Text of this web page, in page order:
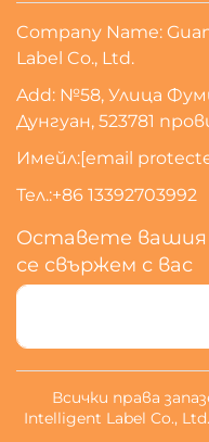
Company Name:
Label Co., Ltd.
Add: №58, Улица
Дунгуан, 523781
Имейл:[email
Тел.:+86 13392703992
Оставете вашия
се свържем с вас
Всички права
Intelligent Label Co., Ltd.